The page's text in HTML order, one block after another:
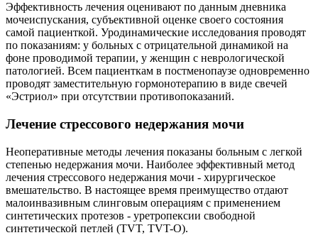
Эффективность лечения оценивают по данным дневника
мочеиспускания, субъективной оценке своего состояния
самой пациенткой. Уродинамические исследования проводят
по показаниям: у больных с отрицательной динамикой на
фоне проводимой терапии, у женщин с неврологической
патологией. Всем пациенткам в постменопаузе одновременно
проводят заместительную гормонотерапию в виде свечей
«Эстриол» при отсутствии противопоказаний.
Лечение стрессового недержания мочи
Неоперативные методы лечения показаны больным с легкой
степенью недержания мочи. Наиболее эффективный метод
лечения стрессового недержания мочи - хирургическое
вмешательство. В настоящее время преимущество отдают
малоинвазивным слинговым операциям с применением
синтетических протезов - уретропексии свободной
синтетической петлей (TVT, TVT-O).